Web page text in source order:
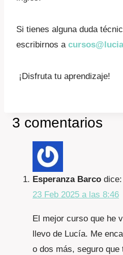
Si tienes alguna duda
escribirnos a
¡Disfruta tu aprendizaje!
3 comentarios
Esperanza Barco dice:
23 Feb 2025 a las 8:46
El mejor curso que he
llevo de Lucía. Me
o dos más, seguro que